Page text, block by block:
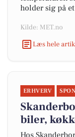
holder sig på
Kilde: MET.no
Læs hele
ERHVERV
biler,
Hos